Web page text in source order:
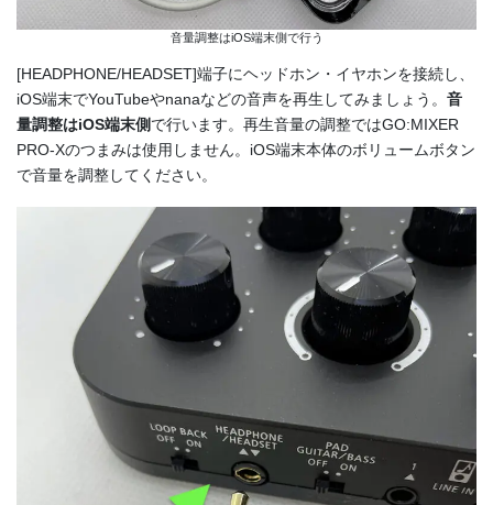
音量調整はiOS端末側で行う
[HEADPHONE/HEADSET]端子にヘッドホン・イヤホンを接続し、
iOS端末でYouTubeやnanaなどの音声を再生してみましょう。 音
量調整はiOS端末側で行います。再生音量の調整ではGO:MIXER
PRO-Xのつまみは使用しません。iOS端末本体のボリュームボタン
で音量を調整してください。